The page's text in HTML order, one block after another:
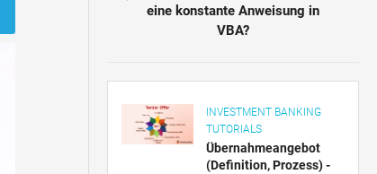
eine konstante Anweisung in
VBA?
INVESTMENT BANKING
TUTORIALS
Übernahmeangebot
(Definition, Prozess) -